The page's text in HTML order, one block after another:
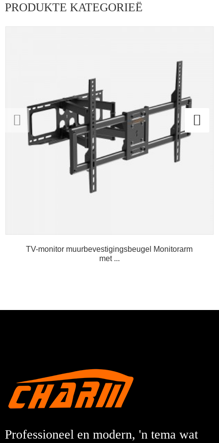
PRODUKTE KATEGORIEË
TV-monitor muurbevestigingsbeugel Monitorarm
met ...
Professioneel en modern, 'n tema wat